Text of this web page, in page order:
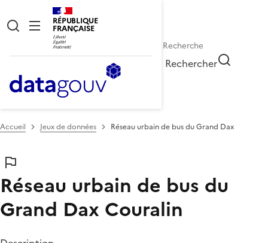
RÉPUBLIQUE
FRANÇAISE
Rechercher
Accueil Jeux de données Réseau urbain de bus du Grand Dax
Réseau urbain de bus du
Grand Dax Couralin